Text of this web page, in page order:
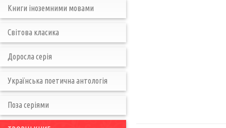
Книги іноземними мовами
Світова класика
Доросла серія
Українська поетична антологія
Поза серіями